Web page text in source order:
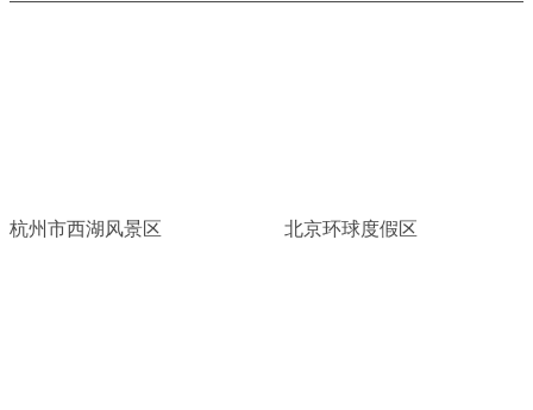
杭州市西湖风景区 北京环球度假区